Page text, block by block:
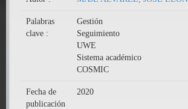
Palabras
clave :
Gestión
Seguimiento
UWE
Sistema académico
COSMIC
Fecha de
publicación
2020